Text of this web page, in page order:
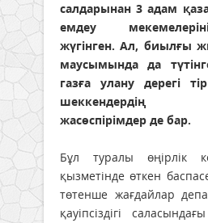
салдарынан 3 адам
емдеу
жүгінген. Ал, биылғы
маусымында да
газға улану дерегі
шеккендердің
жасөспірімдер де бар.
Бұл туралы өңірлік
қызметінде өткен
төтенше жағдайлар
қауіпсіздігі